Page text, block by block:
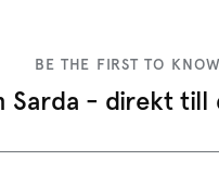
BE THE FIRST TO KNOW
Sarda - direkt till